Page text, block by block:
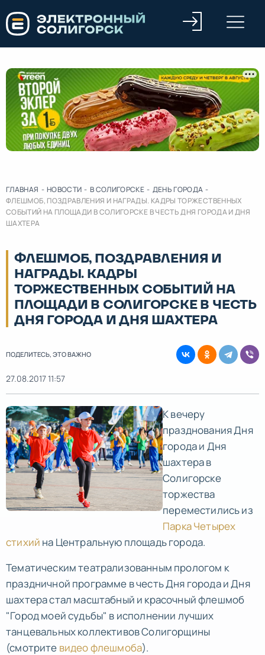
ГЛАВНАЯ - НОВОСТИ - В СОЛИГОРСКЕ - ДЕНЬ ГОРОДА -
ФЛЕШМОБ, ПОЗДРАВЛЕНИЯ И НАГРАДЫ. КАДРЫ ТОРЖЕСТВЕННЫХ
СОБЫТИЙ НА ПЛОЩАДИ В СОЛИГОРСКЕ В ЧЕСТЬ ДНЯ ГОРОДА И ДНЯ
ШАХТЕРА
ФЛЕШМОБ, ПОЗДРАВЛЕНИЯ И
НАГРАДЫ. КАДРЫ
ТОРЖЕСТВЕННЫХ СОБЫТИЙ НА
ПЛОЩАДИ В СОЛИГОРСКЕ В ЧЕСТЬ
ДНЯ ГОРОДА И ДНЯ ШАХТЕРА
ПОДЕЛИТЕСЬ, ЭТО ВАЖНО
27.08.2017 11:57
К вечеру
празднования Дня
города и Дня
шахтера в
Солигорске
торжества
переместились из
Парка Четырех
стихий на Центральную площадь города.
Тематическим театрализованным прологом к
праздничной программе в честь Дня города и Дня
шахтера стал масштабный и красочный флешмоб
"Город моей судьбы" в исполнении лучших
танцевальных коллективов Солигорщины
(смотрите видео флешмоба).